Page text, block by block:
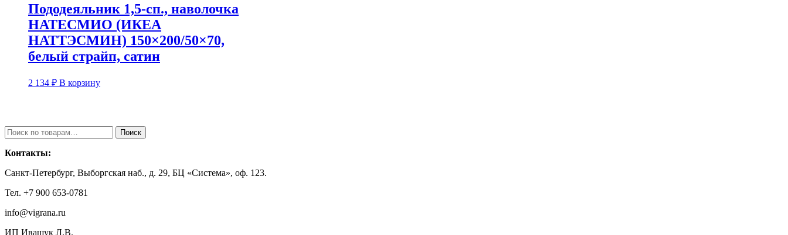
Пододеяльник 1,5-сп., наволочка
НАТЕСМИО (ИКЕА
НАТТЭСМИН) 150×200/50×70,
белый страйп, сатин
2 134 ₽ В корзину
Искать: Поиск
Контакты:
Санкт-Петербург, Выборгская наб., д. 29, БЦ «Система», оф. 123.
Тел. +7 900 653-0781
info@vigrana.ru
ИП Иващук Л.В.